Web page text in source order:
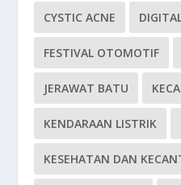
CYSTIC ACNE
FESTIVAL OTOMOTIF
JERAWAT BATU
KENDARAAN LISTRIK
KESEHATAN DAN